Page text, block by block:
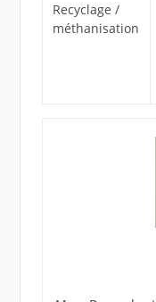
Recyclage /
méthanisation